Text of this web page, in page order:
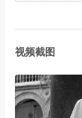
视频截图